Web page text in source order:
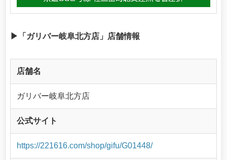
▶「ガリバー岐阜北方店」店舗情報
店舗名
ガリバー岐阜北方店
公式サイト
https://221616.com/shop/gifu/G01448/